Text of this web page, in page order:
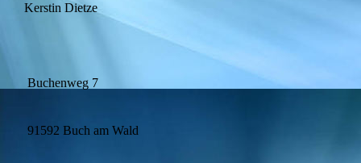
Kerstin Dietze
Buchenweg 7
91592 Buch am Wald